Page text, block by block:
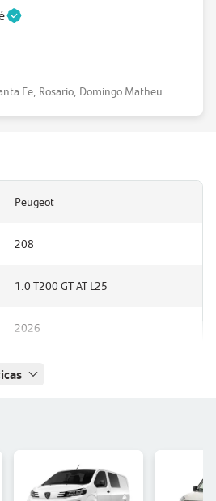
Fe, Rosario, Domingo Matheu
Peugeot
208
1.0 T200 GT AT L25
2026